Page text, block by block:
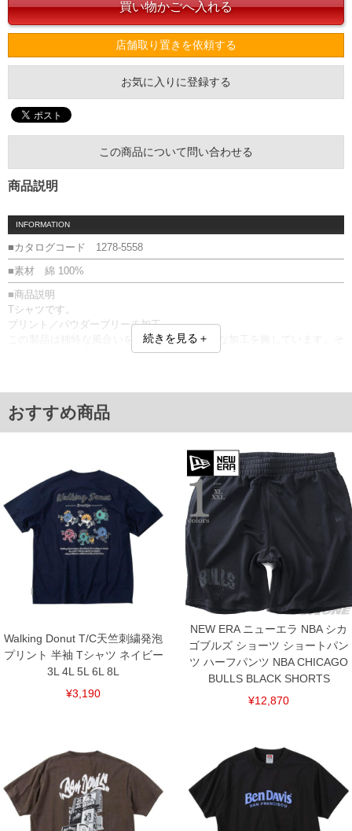
店舗取り置きを依頼する
お気に入りに登録する
この商品について問い合わせる
商品説明
INFORMATION
■カタログコード 1278-5558
■素材 綿 100%
■商品説明
Tシャツです。
プリント／パウダーブリーチ加工
この製品は独特な風合いを表現する為、特殊な加工を施しています。そ
のため、一点一点加工の強弱や表情が異なります。また、洗濯と着用を
■サイズ表
サイズ/バスト/総丈/裾周り/肩幅/袖丈
3L/130/78/130/58/24
6L/160/84/160/64/27
単位はcm
※【返品交換について】
返品交換希望の方は、商品到着後1週間以内にご連絡ください。
下着(肌着)やワイシャツは商品の性質上、返品交換不可とさせて頂いております。予め
ご了承くださいませ。
※【ボトムの裾上げをご希望の場合】
裾上げ料金は500円+税となります。
備考欄に股下●cmとご記入下さい。（裾上げ無料対象商品は1本につき税込6,000円以
上の品が対象。1本5,999円以下の商品は有料（500円+税）となります。）
出荷まで約1週間～20日間程お時間を頂く場合がございます。
尚、裾上げした商品は返品・交換不可となりますので、予めご了承下さい。
一部、お直しに対応出来ない商品がございます。(例：裾にファスナーや調節ひもが付
いている、極端なデザインが施されている等)
※商品によって若干のサイズの誤差がございます。また、お客様がご使用の環境（コ
連絡させて頂きますので予めご了承ください。
DETAIL
続きを見る＋
おすすめ商品
Walking Donut T/C天竺刺繍発泡
プリント 半袖 Tシャツ ネイビー
3L 4L 5L 6L 8L
¥3,190
NEW ERA ニューエラ NBA シカ
ゴブルズ ショーツ ショートパン
ツ ハーフパンツ NBA CHICAGO
BULLS BLACK SHORTS
¥12,870